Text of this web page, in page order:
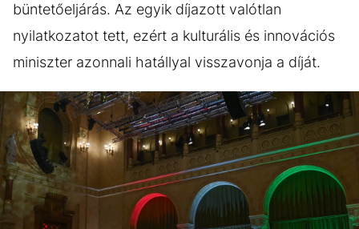
büntetőeljárás. Az egyik díjazott valótlan
nyilatkozatot tett, ezért a kulturális és innovációs
miniszter azonnali hatállyal visszavonja a díját.